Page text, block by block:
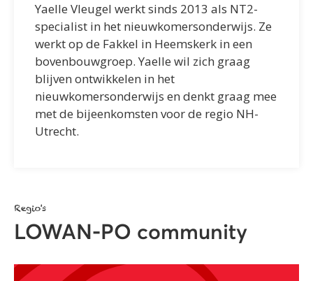
Yaelle Vleugel werkt sinds 2013 als NT2-
specialist in het nieuwkomersonderwijs. Ze
werkt op de Fakkel in Heemskerk in een
bovenbouwgroep. Yaelle wil zich graag
blijven ontwikkelen in het
nieuwkomersonderwijs en denkt graag mee
met de bijeenkomsten voor de regio NH-
Utrecht.
Regio's
LOWAN-PO community